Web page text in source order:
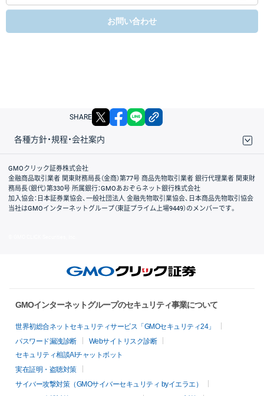
お問い合わせ
SHARE X facebook
各種方針・規程・会社案内
取引規程・約款
サイトマップ
その他のご案内
個人情報保護方針
最良執行方針
サイトのご利用について
ディスクレイマー
信託保全
リスク説明
会社案内
GMOクリック証券株式会社
金融商品取引業者 関東財務局長（金商）第77号 商品先物取引業者 銀行代理業者 関東財
務局長（銀代）第330号 所属銀行：GMOあおぞらネット銀行株式会社
加入協会：日本証券業協会、一般社団法人 金融先物取引業協会、日本商品先物取引協会
当社はGMOインターネットグループ（東証プライム上場9449）のメンバーです。
GMOインターネットグループのセキュリティ事業について
世界初総合ネットセキュリティサービス「GMOセキュリティ24」
パスワード漏洩診断
Webサイトリスク診断
セキュリティ相談AIチャットボット
実在証明・盗聴対策
サイバー攻撃対策（GMOサイバーセキュリティ byイエラエ）